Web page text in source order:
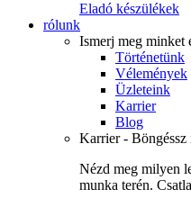
Eladó készülékek
rólunk
Ismerj meg minket
Történetünk
Vélemények
Üzleteink
Karrier
Blog
Karrier -
Nézd meg milyen
munka terén.